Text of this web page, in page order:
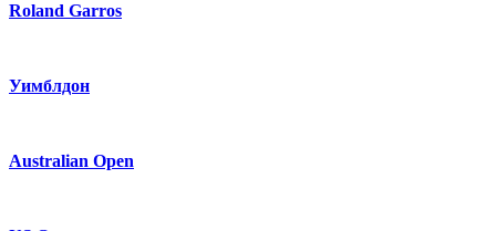
Roland Garros
Уимблдон
Australian Open